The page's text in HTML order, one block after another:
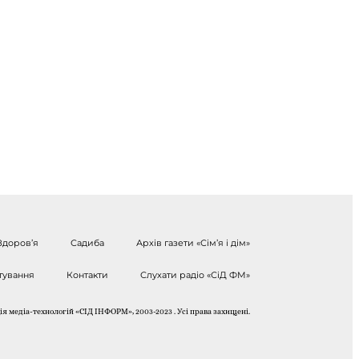
Садиба Архів газети «Сім’я і дім»
Контакти Слухати радіо «СіД ФМ»
медіа-технологій «СІД ІНФОРМ», 2003-2023 . Усі права захищені.